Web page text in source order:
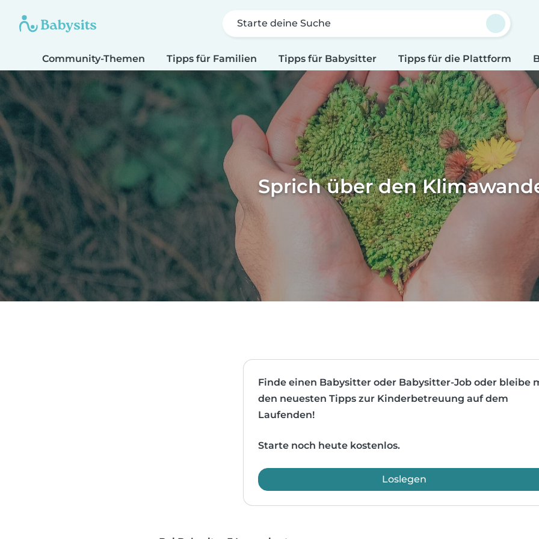
Starte deine Suche
Community-Themen Tipps für Familien Tipps für Babysitter Tipps für die Plattform
Sprich über den
Finde einen Babysitter oder Babysitter-Job oder bleibe
den neuesten Tipps zur Kinderbetreuung auf dem
Laufenden!
Starte noch heute kostenlos.
Loslegen